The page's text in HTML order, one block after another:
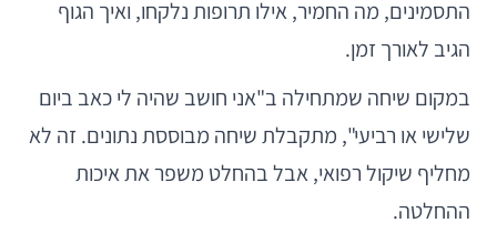
התסמינים, מה החמיר, אילו תרופות נלקחו, ואיך הגוף
הגיב לאורך זמן.
במקום שיחה שמתחילה ב"אני חושב שהיה לי כאב ביום
שלישי או רביעי", מתקבלת שיחה מבוססת נתונים. זה לא
מחליף שיקול רפואי, אבל בהחלט משפר את איכות
ההחלטה.